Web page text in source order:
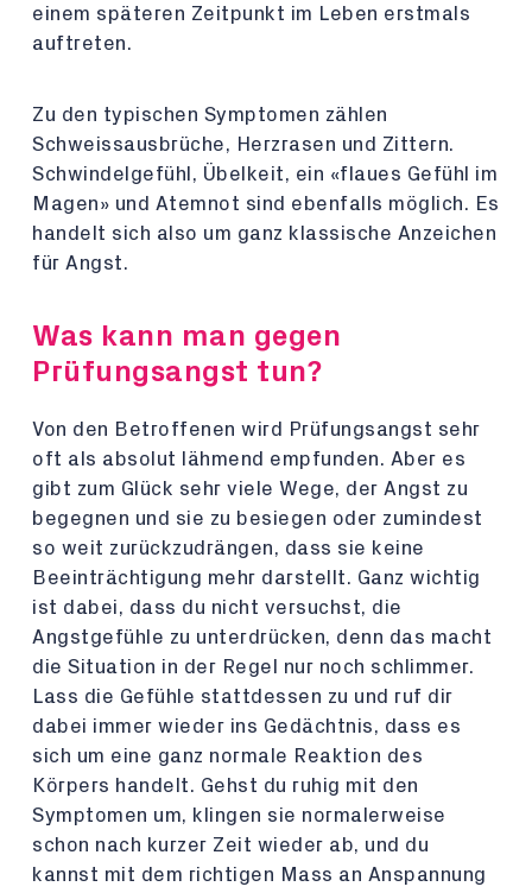
einem späteren Zeitpunkt im Leben erstmals
auftreten.
Zu den typischen Symptomen zählen
Schweissausbrüche, Herzrasen und Zittern.
Schwindelgefühl, Übelkeit, ein «flaues Gefühl im
Magen» und Atemnot sind ebenfalls möglich. Es
handelt sich also um ganz klassische Anzeichen
für Angst.
Was kann man gegen
Prüfungsangst tun?
Von den Betroffenen wird Prüfungsangst sehr
oft als absolut lähmend empfunden. Aber es
gibt zum Glück sehr viele Wege, der Angst zu
begegnen und sie zu besiegen oder zumindest
so weit zurückzudrängen, dass sie keine
Beeinträchtigung mehr darstellt. Ganz wichtig
ist dabei, dass du nicht versuchst, die
Angstgefühle zu unterdrücken, denn das macht
die Situation in der Regel nur noch schlimmer.
Lass die Gefühle stattdessen zu und ruf dir
dabei immer wieder ins Gedächtnis, dass es
sich um eine ganz normale Reaktion des
Körpers handelt. Gehst du ruhig mit den
Symptomen um, klingen sie normalerweise
schon nach kurzer Zeit wieder ab, und du
kannst mit dem richtigen Mass an Anspannung